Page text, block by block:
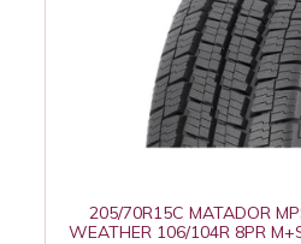
205/70R15C MATADOR
WEATHER 106/104R 8PR